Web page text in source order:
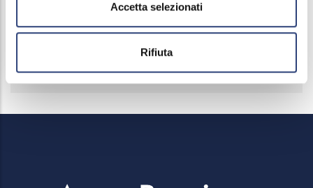
Accetta selezionati
Rifiuta
Opere pubbliche
Informazioni ambientali
Altri contenuti